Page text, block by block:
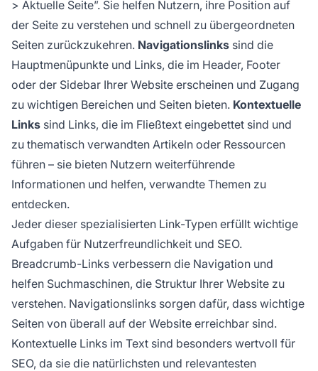
> Aktuelle Seite”. Sie helfen Nutzern, ihre Position auf
der Seite zu verstehen und schnell zu übergeordneten
Seiten zurückzukehren. Navigationslinks sind die
Hauptmenüpunkte und Links, die im Header, Footer
oder der Sidebar Ihrer Website erscheinen und Zugang
zu wichtigen Bereichen und Seiten bieten. Kontextuelle
Links sind Links, die im Fließtext eingebettet sind und
zu thematisch verwandten Artikeln oder Ressourcen
führen – sie bieten Nutzern weiterführende
Informationen und helfen, verwandte Themen zu
entdecken.
Jeder dieser spezialisierten Link-Typen erfüllt wichtige
Aufgaben für Nutzerfreundlichkeit und SEO.
Breadcrumb-Links verbessern die Navigation und
helfen Suchmaschinen, die Struktur Ihrer Website zu
verstehen. Navigationslinks sorgen dafür, dass wichtige
Seiten von überall auf der Website erreichbar sind.
Kontextuelle Links im Text sind besonders wertvoll für
SEO, da sie die natürlichsten und relevantesten